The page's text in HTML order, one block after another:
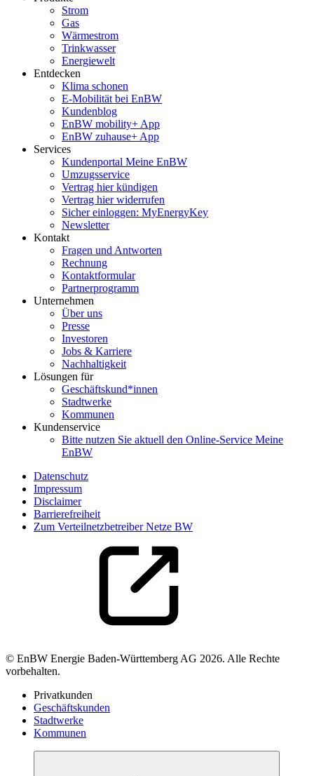
Strom
Gas
Wärmestrom
Trinkwasser
Energiewelt
Entdecken
Klima schonen
E-Mobilität bei EnBW
Kundenblog
EnBW mobility+ App
EnBW zuhause+ App
Services
Kundenportal Meine EnBW
Umzugsservice
Vertrag hier kündigen
Vertrag hier widerrufen
Sicher einloggen: MyEnergyKey
Newsletter
Kontakt
Fragen und Antworten
Rechnung
Kontaktformular
Partnerprogramm
Unternehmen
Über uns
Presse
Investoren
Jobs & Karriere
Nachhaltigkeit
Lösungen für
Geschäftskund*innen
Stadtwerke
Kommunen
Kundenservice
Bitte nutzen Sie aktuell den Online-Service Meine
EnBW
Datenschutz
Impressum
Disclaimer
Barrierefreiheit
Zum Verteilnetzbetreiber Netze BW
© EnBW Energie Baden-Württemberg AG 2026. Alle Rechte
vorbehalten.
Privatkunden
Geschäftskunden
Stadtwerke
Kommunen